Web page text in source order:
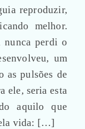
reproduzir,
melhor.
nunca perdi o
um
as pulsões de
ele, seria esta
aquilo que
vida: […]